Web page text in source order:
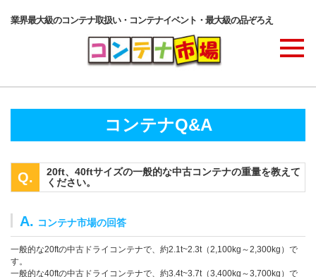
業界最大級のコンテナ取扱い・コンテナイベント・最大級の品ぞろえ
価格表
コンテナQ&A
20ft、40ftサイズの一般的な中古コンテナの重量を教えて
ください。
A. コンテナ市場の回答
一般的な20ftの中古ドライコンテナで、約2.1t~2.3t（2,100kg～2,300kg）で
す。
一般的な40ftの中古ドライコンテナで、約3.4t~3.7t（3,400kg～3,700kg）で